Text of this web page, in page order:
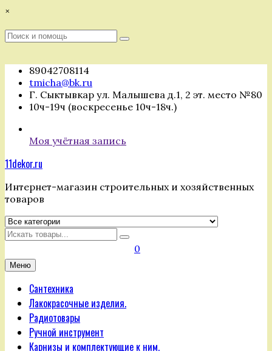
Перейти
содержимому
×
Поиск
Поиск
89042708114
tmicha@bk.ru
Г. Сыктывкар ул. Малышева д.1, 2 эт. место №80
10ч-19ч (воскресенье 10ч-18ч.)
Моя учётная запись
11dekor.ru
Интернет-магазин строительных и хозяйственных
товаров
Искать
0
Меню
Сантехника
Лакокрасочные изделия.
Радиотовары
Ручной инструмент
Карнизы и комплектующие к ним.